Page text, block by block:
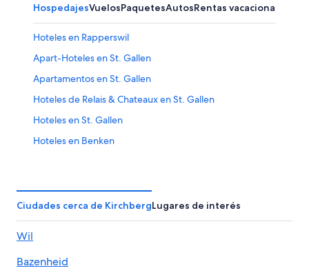
HospedajesVuelosPaquetesAutosRentas vacacionales
Hoteles en Rapperswil
Apart-Hoteles en St. Gallen
Apartamentos en St. Gallen
Hoteles de Relais & Chateaux en St. Gallen
Hoteles en St. Gallen
Hoteles en Benken
Hoteles en Schmerikon
Hoteles en Sankt Peterzell
Hoteles en Hemberg
Ciudades cerca de KirchbergLugares de interés
Wil
Bazenheid